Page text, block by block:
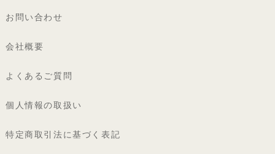
お問い合わせ
会社概要
よくあるご質問
個人情報の取扱い
特定商取引法に基づく表記